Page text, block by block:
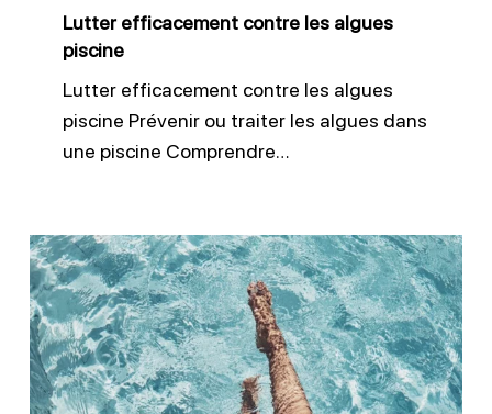
Lutter efficacement contre les algues
piscine
Lutter efficacement contre les algues
piscine Prévenir ou traiter les algues dans
une piscine Comprendre…
Améliorer
la
clarté
de
l’eau